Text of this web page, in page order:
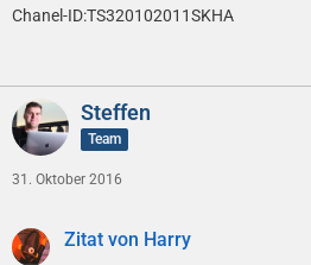
Chanel-ID:TS320102011SKHA
Steffen
Team
31. Oktober 2016
Zitat von Harry